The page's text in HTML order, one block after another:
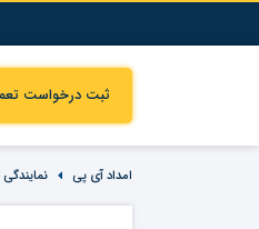
ثبت درخواست
امداد آی پی